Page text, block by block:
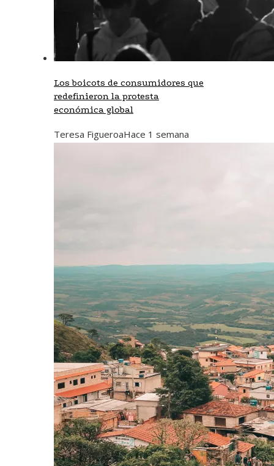
Los boicots de consumidores que
redefinieron la protesta
económica global
Teresa FigueroaHace 1 semana